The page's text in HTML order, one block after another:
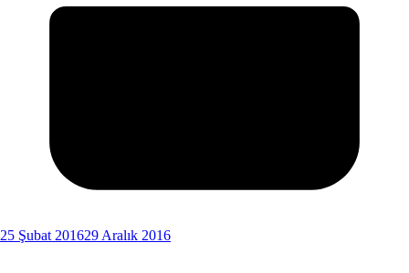
25 Şubat 201629 Aralık 2016